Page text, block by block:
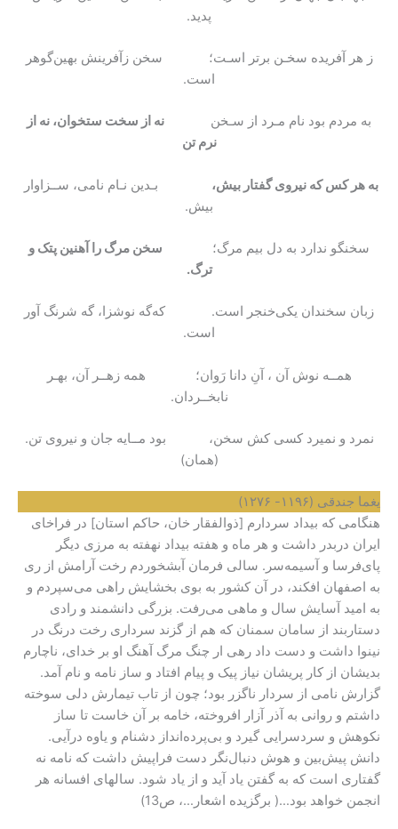
پدید.
ز هر آفریده سخـن برتر اسـت؛ سخن زآفرینش بهین‌گوهر
است.
به مردم بود نام مـرد از سـخن نه از سخت ستخوان، نه از
نرم تن
به هر کس که نیروی گفتار بیش، بـدین نـام نامی، ســزاوار
بیش.
سخنگو ندارد به دل بیم مرگ؛ سخن مرگ را آهنین پتک و
ترگ.
زبان سخندان یکی‌خنجر است. که‌گه نوشزا، گه شرنگ آور
است.
همــه نوش آن ، آنِ دانا رَوان؛ همه زهــر آن، بهـر
نابخــردان.
نمرد و نمیرد کسی کش سخن، بود مــایه جان و نیروی تن.
(همان)
یغما جندقی (۱۱۹۶- ۱۲۷۶)
هنگامی که بیداد سردارم [ذوالفقار خان، حاکم استان] در فراخای
ایران دربدر داشت و هر ماه و هفته بیداد نهفته به مرزی دیگر
پای‌فرسا و آسیمه‌سر. سالی فرمان آبشخوردم رخت آرامش از ری
به اصفهان افکند، در آن کشور به بوی بخشایش راهی می‌سپردم و
به امید آسایش سال و ماهی می‌رفت. بزرگی دانشمند و رادی
دستاربند از سامان سمنان که هم از گزند سرداری رخت درنگ در
نینوا داشت و دست داد رهی ار چنگ مرگ آهنگ او بر خدای، ناچارم
بدیشان از کار پریشان نیاز پیک و پیام افتاد و ساز نامه و نام آمد.
گزارش نامی از سردار ناگزر بود؛ چون از تاب تیمارش دلی سوخته
داشتم و روانی به آذر آزار افروخته، خامه بر آن خاست تا ساز
نکوهش و سردسرایی گیرد و بی‌پرده‌انداز دشنام و یاوه درآیی.
دانش پیش‌بین و هوش دنبال‌نگر دست فراپیش داشت که نامه نه
گفتاری است که به گفتن یاد آید و از یاد شود. سالهای افسانه هر
انجمن خواهد بود…( برگزیده اشعار…، ص13)